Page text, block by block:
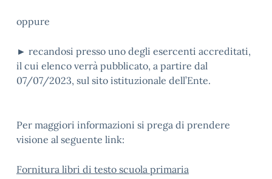
oppure
► recandosi presso uno degli esercenti accreditati,
il cui elenco verrà pubblicato, a partire dal
07/07/2023, sul sito istituzionale dell’Ente.
Per maggiori informazioni si prega di prendere
visione al seguente link:
Fornitura libri di testo scuola primaria